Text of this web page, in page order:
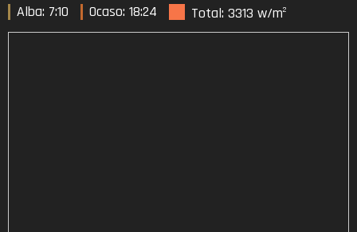
Alba: 7:10 Ocaso: 18:24 Total: 3313 w/m2